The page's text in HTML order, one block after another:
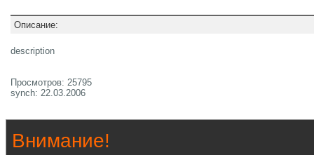
Описание:
description
Просмотров: 25795
synch: 22.03.2006
Внимание!